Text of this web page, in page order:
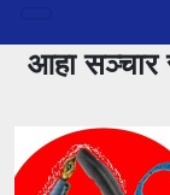
आहा सञ्चार